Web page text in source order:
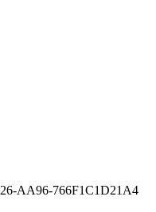
AA96-766F1C1D21A4